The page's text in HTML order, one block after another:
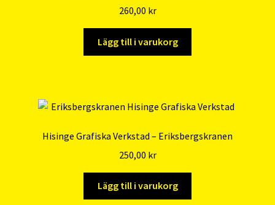
260,00 kr
Lägg till i varukorg
Hisinge Grafiska Verkstad – Eriksbergskranen
250,00 kr
Lägg till i varukorg